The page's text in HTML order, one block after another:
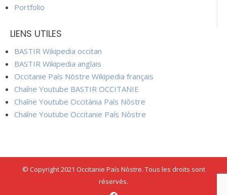
Portfolio
LIENS UTILES
BASTIR Wikipedia occitan
BASTIR Wikipedia anglais
Occitanie País Nòstre Wikipedia français
Chaîne Youtube BASTIR OCCITANIE
Chaîne Youtube Occitània País Nòstre
Chaîne Youtube Occitanie País Nòstre
© Copyright 2021 Occitanie País Nòstre. Tous les droits sont
réservés.